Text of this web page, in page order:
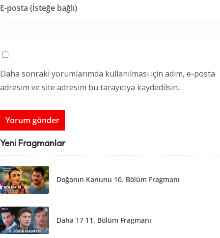
E-posta (İsteğe bağlı)
Daha sonraki yorumlarımda kullanılması için adım, e-posta
adresim ve site adresim bu tarayıcıya kaydedilsin.
Yeni Fragmanlar
Doğanın Kanunu 10. Bölüm Fragmanı
Daha 17 11. Bölüm Fragmanı